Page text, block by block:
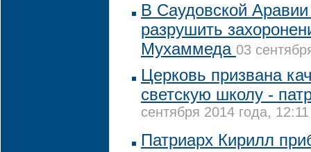
В Саудовской
разрушить
Мухаммеда 03
Церковь призвана
светскую школу -
сентября 2014 года, 12:11
Патриарх Кирилл